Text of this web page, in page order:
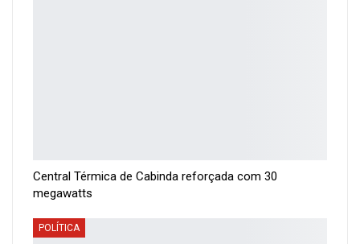
Central Térmica de Cabinda reforçada com 30
megawatts
POLÍTICA